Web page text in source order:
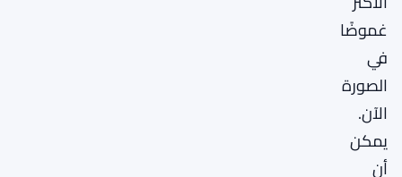
غموضًا
في
الصورة
الآن.
يمكن
أن